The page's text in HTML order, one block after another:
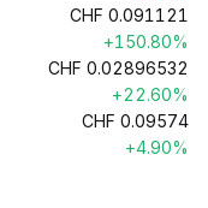
CHF 0.091121
+150.80%
CHF 0.02896532
+22.60%
CHF 0.09574
+4.90%